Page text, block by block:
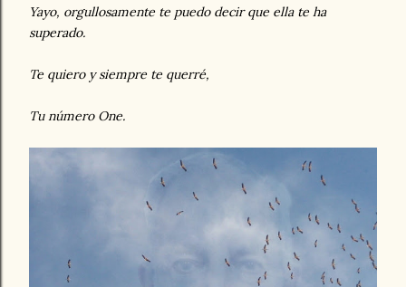
Yayo, orgullosamente te puedo decir que ella te ha
superado.
Te quiero y siempre te querré,
Tu número One.